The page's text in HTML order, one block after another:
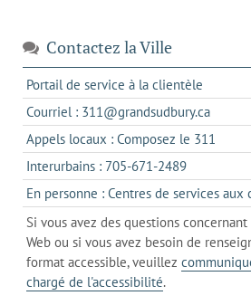
Contactez la Ville
Portail de service à la clientèle
dans
un
nouvel
Courriel : 311@grandsudbury.cas'ouvre
dans
votre
de
Appels locaux : Composez le 311
dans
un
client
de
votre
Interurbains : 705-671-2489s'ouvre
dans
un
client
de
votre
En personne : Centres de services aux
Si vous avez des questions
Web ou si vous avez besoin de
format accessible, veuillez
chargé de l'accessibilité.